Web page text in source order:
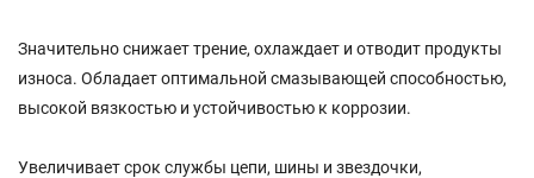
Значительно снижает трение, охлаждает и отводит продукты
износа. Обладает оптимальной смазывающей способностью,
высокой вязкостью и устойчивостью к коррозии.
Увеличивает срок службы цепи, шины и звездочки,